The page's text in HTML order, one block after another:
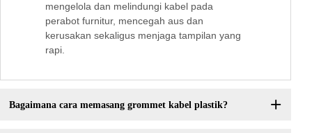
mengelola dan melindungi kabel pada
perabot furnitur, mencegah aus dan
kerusakan sekaligus menjaga tampilan yang
rapi.
Bagaimana cara memasang grommet kabel plastik?